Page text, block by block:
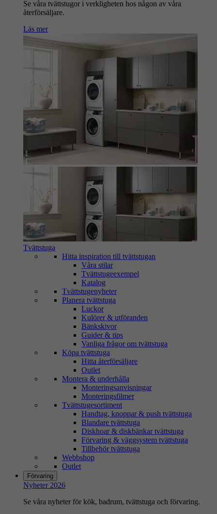
Se våra tvättstugor i verkligheten hos någon av våra
återförsäljare.
Läs mer
Tvättstuga
Hitta inspiration till tvättstugan
Våra stilar
Tvättstugeexempel
Katalog
Tvättstugenyheter
Planera tvättstuga
Luckor
Kulörer & utföranden
Bänkskivor
Guider & tips
Vanliga frågor om tvättstuga
Köpa tvättstuga
Hitta återförsäljare
Outlet
Montera & underhålla
Monteringsanvisningar
Monteringsfilmer
Tvättstugesortiment
Handtag, knoppar & push tvättstuga
Blandare tvättstuga
Diskhoar & diskbänkar tvättstuga
Förvaring & väggsystem tvättstuga
Tillbehör tvättstuga
Webbshop
Outlet
Förvaring
Nyheter 2026
Se våra nyheter för kök, badrum, tvättstuga och förvaring.